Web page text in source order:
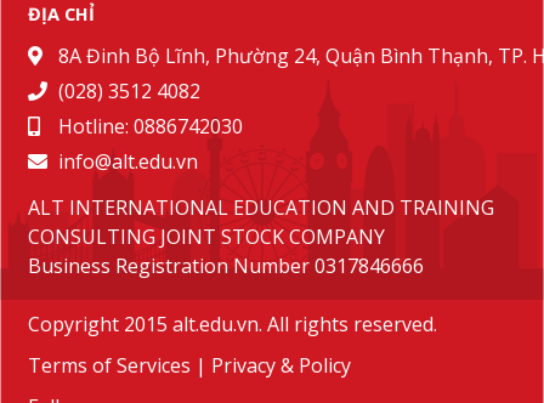
ĐỊA CHỈ
8A Đinh Bộ Lĩnh, Phường 24, Quận Bình Thạnh, TP.
(028) 3512 4082
Hotline: 0886742030
info@alt.edu.vn
ALT INTERNATIONAL EDUCATION AND TRAINING
CONSULTING JOINT STOCK COMPANY
Business Registration Number 0317846666
Copyright 2015 alt.edu.vn. All rights reserved.
Terms of Services | Privacy & Policy